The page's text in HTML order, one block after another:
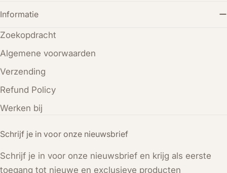
Schrijf je in voor onze nieuwsbrief
Schrijf je in voor onze nieuwsbrief en krijg als eerste
toegang tot nieuwe en exclusieve producten
Informatie
Zoekopdracht
Algemene voorwaarden
Verzending
Refund Policy
Werken bij